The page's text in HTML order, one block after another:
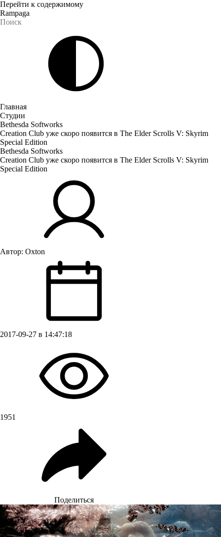
Перейти к содержимому
Rampaga
Главная
Студии
Bethesda Softworks
Creation Club уже скоро появится в The Elder Scrolls V: Skyrim
Special Edition
Bethesda Softworks
Creation Club уже скоро появится в The Elder Scrolls V: Skyrim
Special Edition
Автор: Oxton
2017-09-27 в 14:47:18
1951
Поделиться